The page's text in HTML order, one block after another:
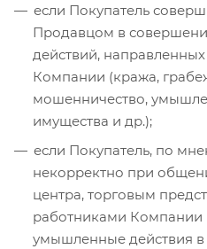
если Покупатель
Продавцом в
действий,
Компании (кража,
мошенничество,
имущества и др.);
если Покупатель, по
некорректно при
центра, торговым
работниками Компании
умышленные действия